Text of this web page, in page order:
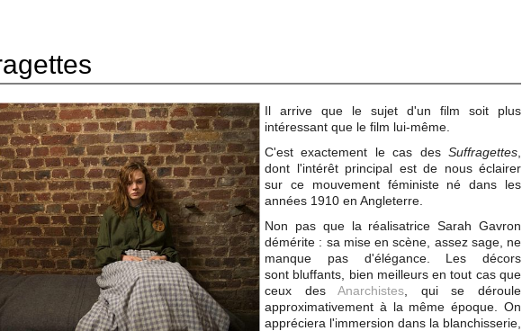
Il arrive que le sujet d'un film soit plus
intéressant que le film lui-même.
C'est exactement le cas des Suffragettes
dont l'intérêt principal est de nous éclairer
sur ce mouvement féministe né dans les
années 1910 en Angleterre.
Non pas que la réalisatrice Sarah Gavron
démérite : sa mise en scène, assez sage, ne
manque pas d'élégance. Les décors
sont bluffants, bien meilleurs en tout cas que
ceux desAnarchistes , qui se déroule
approximativement à la même époque. On
appréciera l'immersion dans la blanchisserie,